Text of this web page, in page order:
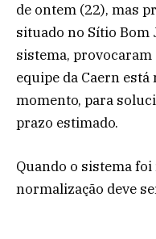
de ontem (22), mas
situado no Sítio Bom
sistema,
equipe da Caern
momento, para
prazo estimado.
Quando o sistema
normalização deve